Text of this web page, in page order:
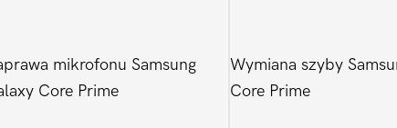
mikrofonu Samsung
Core Prime
Wymiana szyby
Core Prime